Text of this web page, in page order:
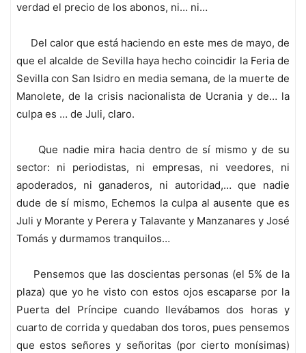
verdad el precio de los abonos, ni… ni…
Del calor que está haciendo en este mes de mayo, de
que el alcalde de Sevilla haya hecho coincidir la Feria de
Sevilla con San Isidro en media semana, de la muerte de
Manolete, de la crisis nacionalista de Ucrania y de… la
culpa es … de Juli, claro.
Que nadie mira hacia dentro de sí mismo y de su
sector: ni periodistas, ni empresas, ni veedores, ni
apoderados, ni ganaderos, ni autoridad,… que nadie
dude de sí mismo, Echemos la culpa al ausente que es
Juli y Morante y Perera y Talavante y Manzanares y José
Tomás y durmamos tranquilos…
Pensemos que las doscientas personas (el 5% de la
plaza) que yo he visto con estos ojos escaparse por la
Puerta del Príncipe cuando llevábamos dos horas y
cuarto de corrida y quedaban dos toros, pues pensemos
que estos señores y señoritas (por cierto monísimas)